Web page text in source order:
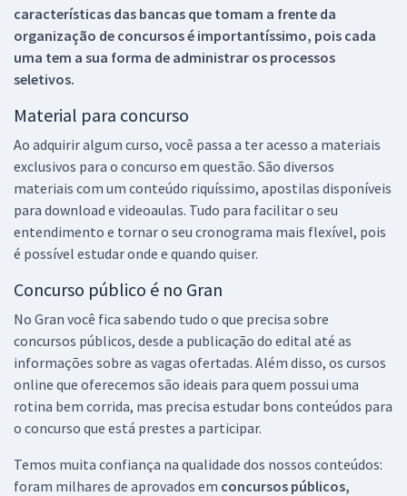
características das bancas que tomam a frente da
organização de concursos é importantíssimo, pois cada
uma tem a sua forma de administrar os processos
seletivos.
Material para concurso
Ao adquirir algum curso, você passa a ter acesso a materiais
exclusivos para o concurso em questão. São diversos
materiais com um conteúdo riquíssimo, apostilas disponíveis
para download e videoaulas. Tudo para facilitar o seu
entendimento e tornar o seu cronograma mais flexível, pois
é possível estudar onde e quando quiser.
Concurso público é no Gran
No Gran você fica sabendo tudo o que precisa sobre
concursos públicos, desde a publicação do edital até as
informações sobre as vagas ofertadas. Além disso, os cursos
online que oferecemos são ideais para quem possui uma
rotina bem corrida, mas precisa estudar bons conteúdos para
o concurso que está prestes a participar.
Temos muita confiança na qualidade dos nossos conteúdos:
foram milhares de aprovados em concursos públicos,